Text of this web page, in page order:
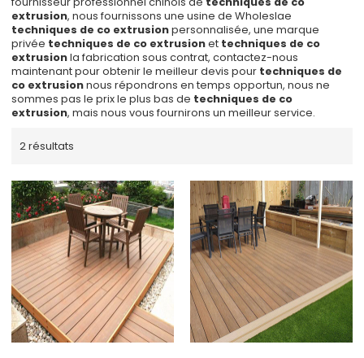
extrusion, nous fournissons une usine de Wholeslae
techniques de co extrusionpersonnalisée, une marque
privée techniques de co extrusionet techniques de co
extrusionla fabrication sous contrat, contactez-nous
maintenant pour obtenir le meilleur devis pour techniques de
co extrusionnous répondrons en temps opportun, nous ne
sommes pas le prix le plus bas de techniques de co
extrusion, mais nous vous fournirons un meilleur service.
2 résultats